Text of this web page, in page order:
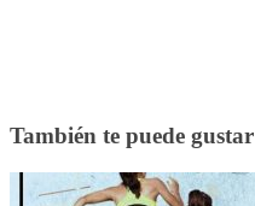
También te puede gustar